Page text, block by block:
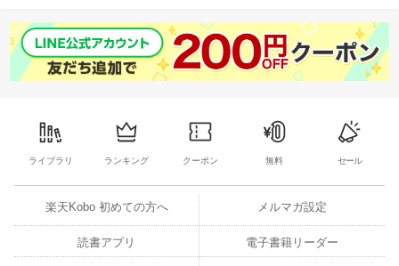
ライブラリ ランキング クーポン 無料 セール
楽天Kobo 初めての方へ メルマガ設定
読書アプリ 電子書籍リーダー